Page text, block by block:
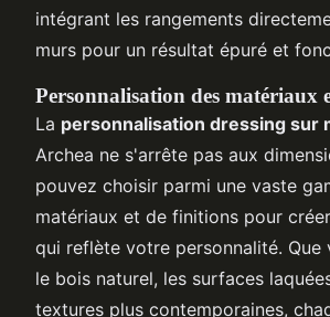
intégrant les rangements
murs pour un résultat épuré et
Personnalisation des matériaux
La personnalisation dressing sur
Archea ne s'arrête pas aux
pouvez choisir parmi une vaste
matériaux et de finitions pour
qui reflète votre personnalité. Que
le bois naturel, les surfaces
textures plus contemporaines,